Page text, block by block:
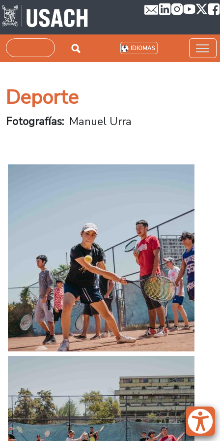
Pasar al contenido principal
Buscar IDIOMAS
Deporte
Fotografías Manuel Urra